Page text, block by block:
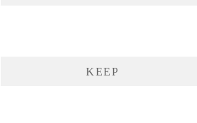
KEEP